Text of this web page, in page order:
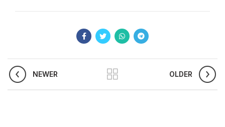
NEWER OLDER